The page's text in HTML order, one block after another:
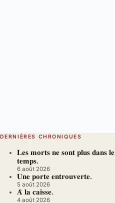
DERNIÈRES CHRONIQUES
𝐋𝐞𝐬 𝐦𝐨𝐫𝐭𝐬 𝐧𝐞 𝐬𝐨𝐧𝐭 𝐩𝐥𝐮𝐬 𝐝𝐚𝐧𝐬 𝐥𝐞
𝐭𝐞𝐦𝐩𝐬.
6 août 2026
𝐔𝐧𝐞 𝐩𝐨𝐫𝐭𝐞 𝐞𝐧𝐭𝐫𝐨𝐮𝐯𝐞𝐫𝐭𝐞.
5 août 2026
𝐀̀ 𝐥𝐚 𝐜𝐚𝐢𝐬𝐬𝐞.
4 août 2026